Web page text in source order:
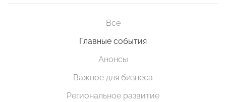
Все
Главные события
Анонсы
Важное для бизнеса
Региональное развитие